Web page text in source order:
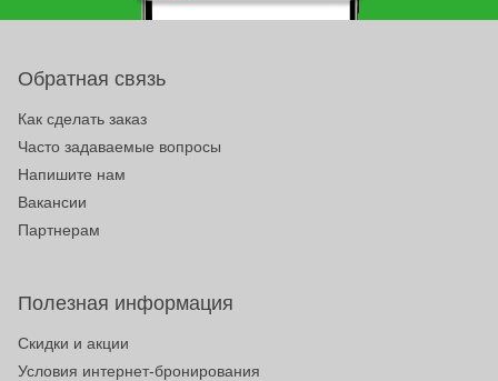
Обратная связь
Как сделать заказ
Часто задаваемые вопросы
Напишите нам
Вакансии
Партнерам
Полезная информация
Скидки и акции
Условия интернет-бронирования